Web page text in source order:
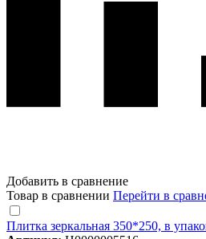
Добавить в сравнение
Товар в сравнении Перейти в
Плитка зеркальная 350*250, в